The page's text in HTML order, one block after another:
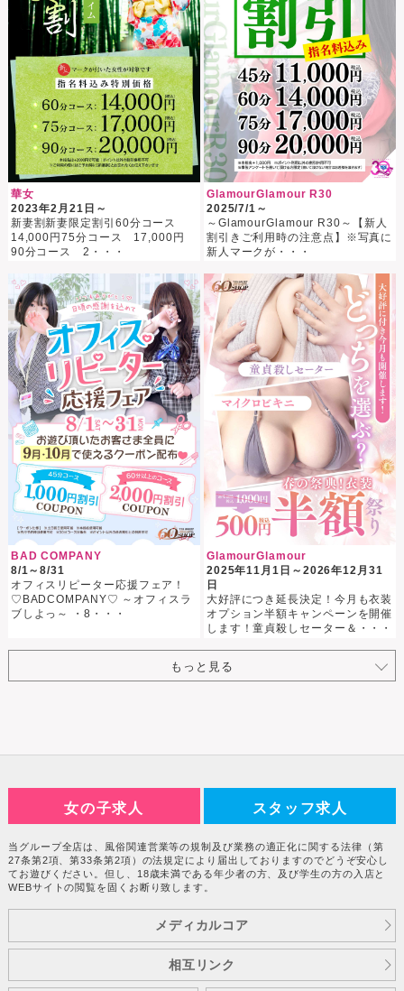
華女
2023年2月21日～
新妻割新妻限定割引60分コース
14,000円75分コース 17,000円
90分コース 2・・・
GlamourGlamour R30
2025/7/1～
～GlamourGlamour R30～【新人
割引きご利用時の注意点】※写真に
新人マークが・・・
BAD COMPANY
8/1～8/31
オフィスリピーター応援フェア！
♡BADCOMPANY♡ ～オフィスラ
ブしよっ～ ・8・・・
GlamourGlamour
2025年11月1日～2026年12月31
日
大好評につき延長決定！今月も衣装
オプション半額キャンペーンを開催
します！童貞殺しセーター＆・・・
女の子求人 スタッフ求人
当グループ全店は、風俗関連営業等の規制及び業務の適正化に関する法律（第
27条第2項、第33条第2項）の法規定により届出しておりますのでどうぞ安心し
てお遊びください。但し、18歳未満である年少者の方、及び学生の方の入店と
WEBサイトの閲覧を固くお断り致します。
メディカルコア
相互リンク